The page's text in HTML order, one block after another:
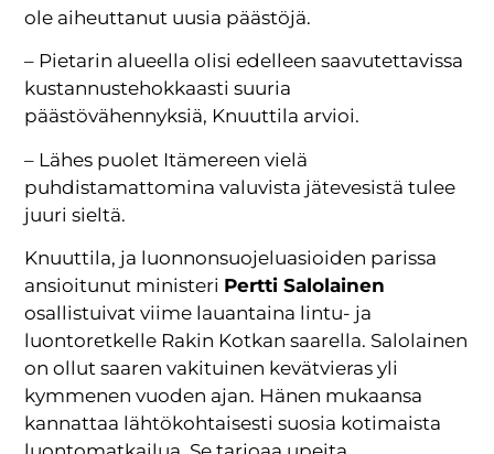
ole aiheuttanut uusia päästöjä.
– Pietarin alueella olisi edelleen saavutettavissa
kustannustehokkaasti suuria
päästövähennyksiä, Knuuttila arvioi.
– Lähes puolet Itämereen vielä
puhdistamattomina valuvista jätevesistä tulee
juuri sieltä.
Knuuttila, ja luonnonsuojeluasioiden parissa
ansioitunut ministeri Pertti Salolainen
osallistuivat viime lauantaina lintu- ja
luontoretkelle Rakin Kotkan saarella. Salolainen
on ollut saaren vakituinen kevätvieras yli
kymmenen vuoden ajan. Hänen mukaansa
kannattaa lähtökohtaisesti suosia kotimaista